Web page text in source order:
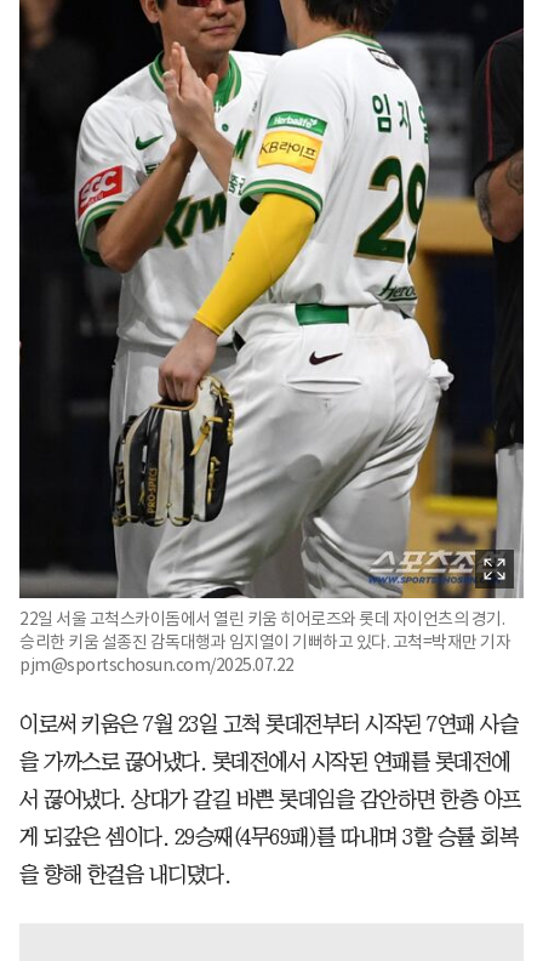
22일 서울 고척스카이돔에서 열린 키움 히어로즈와 롯데 자이언츠의 경기.
승리한 키움 설종진 감독대행과 임지열이 기뻐하고 있다. 고척=박재만 기자
pjm@sportschosun.com/2025.07.22
이로써 키움은 7월 23일 고척 롯데전부터 시작된 7연패 사슬
을 가까스로 끊어냈다. 롯데전에서 시작된 연패를 롯데전에
서 끊어냈다. 상대가 갈길 바쁜 롯데임을 감안하면 한층 아프
게 되갚은 셈이다. 29승째(4무69패)를 따내며 3할 승률 회복
을 향해 한걸음 내디뎠다.